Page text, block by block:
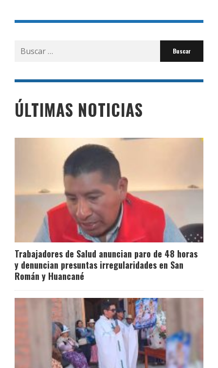
Buscar
por:
ÚLTIMAS NOTICIAS
Trabajadores de Salud anuncian paro de 48 horas
y denuncian presuntas irregularidades en San
Román y Huancané